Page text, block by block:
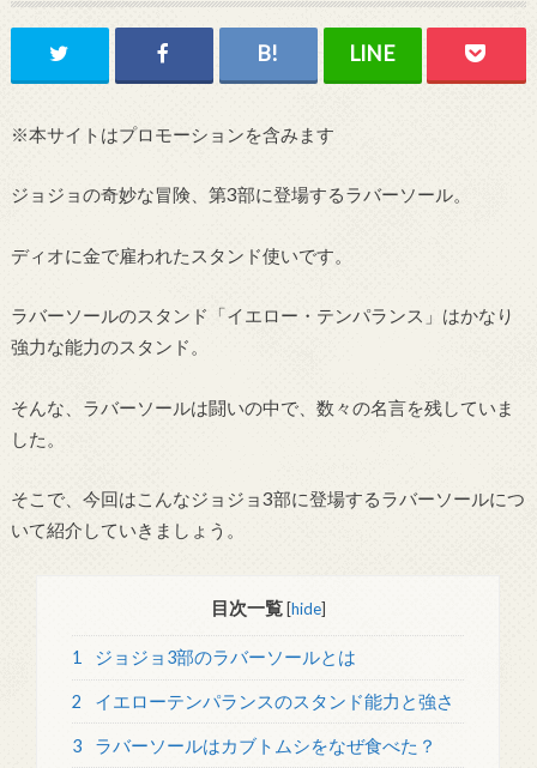
※本サイトはプロモーションを含みます
ジョジョの奇妙な冒険、第3部に登場するラバーソール。
ディオに金で雇われたスタンド使いです。
ラバーソールのスタンド「イエロー・テンパランス」はかなり
強力な能力のスタンド。
そんな、ラバーソールは闘いの中で、数々の名言を残していま
した。
そこで、今回はこんなジョジョ3部に登場するラバーソールにつ
いて紹介していきましょう。
目次一覧 [hide]
1 ジョジョ3部のラバーソールとは
2 イエローテンパランスのスタンド能力と強さ
3 ラバーソールはカブトムシをなぜ食べた？